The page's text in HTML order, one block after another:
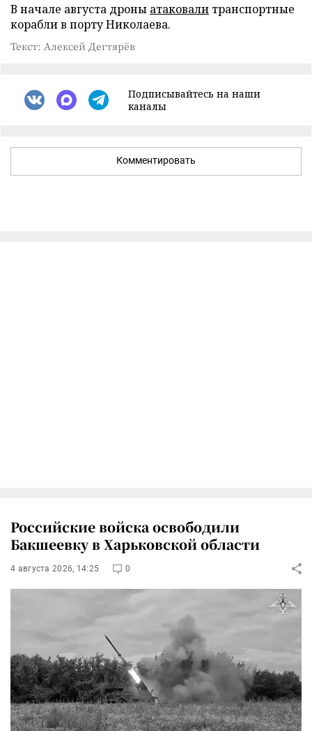
В начале августа дроны атаковали транспортные
корабли в порту Николаева.
Текст: Алексей Дегтярёв
Подписывайтесь на наши
каналы
Комментировать
Российские войска освободили
Бакшеевку в Харьковской области
4 августа 2026, 14:25 0